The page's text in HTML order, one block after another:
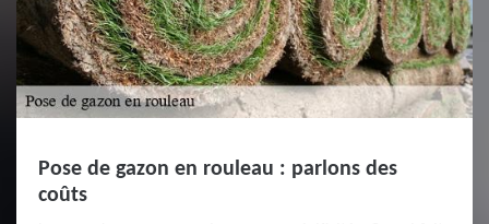
Pose de gazon en rouleau : parlons des
coûts